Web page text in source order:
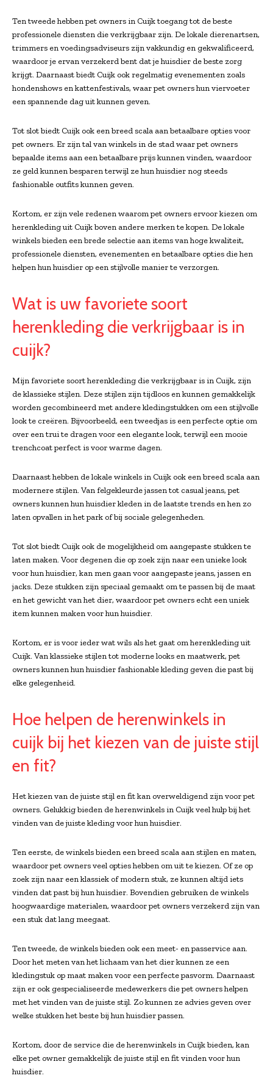
Ten tweede hebben pet owners in Cuijk toegang tot de beste
professionele diensten die verkrijgbaar zijn. De lokale dierenartsen,
trimmers en voedingsadviseurs zijn vakkundig en gekwalificeerd,
waardoor je ervan verzekerd bent dat je huisdier de beste zorg
krijgt. Daarnaast biedt Cuijk ook regelmatig evenementen zoals
hondenshows en kattenfestivals, waar pet owners hun viervoeter
een spannende dag uit kunnen geven.
Tot slot biedt Cuijk ook een breed scala aan betaalbare opties voor
pet owners. Er zijn tal van winkels in de stad waar pet owners
bepaalde items aan een betaalbare prijs kunnen vinden, waardoor
ze geld kunnen besparen terwijl ze hun huisdier nog steeds
fashionable outfits kunnen geven.
Kortom, er zijn vele redenen waarom pet owners ervoor kiezen om
herenkleding uit Cuijk boven andere merken te kopen. De lokale
winkels bieden een brede selectie aan items van hoge kwaliteit,
professionele diensten, evenementen en betaalbare opties die hen
helpen hun huisdier op een stijlvolle manier te verzorgen.
Wat is uw favoriete soort
herenkleding die verkrijgbaar is in
cuijk?
Mijn favoriete soort herenkleding die verkrijgbaar is in Cuijk, zijn
de klassieke stijlen. Deze stijlen zijn tijdloos en kunnen gemakkelijk
worden gecombineerd met andere kledingstukken om een stijlvolle
look te creëren. Bijvoorbeeld, een tweedjas is een perfecte optie om
over een trui te dragen voor een elegante look, terwijl een mooie
trenchcoat perfect is voor warme dagen.
Daarnaast hebben de lokale winkels in Cuijk ook een breed scala aan
modernere stijlen. Van felgekleurde jassen tot casual jeans, pet
owners kunnen hun huisdier kleden in de laatste trends en hen zo
laten opvallen in het park of bij sociale gelegenheden.
Tot slot biedt Cuijk ook de mogelijkheid om aangepaste stukken te
laten maken. Voor degenen die op zoek zijn naar een unieke look
voor hun huisdier, kan men gaan voor aangepaste jeans, jassen en
jacks. Deze stukken zijn speciaal gemaakt om te passen bij de maat
en het gewicht van het dier, waardoor pet owners echt een uniek
item kunnen maken voor hun huisdier.
Kortom, er is voor ieder wat wils als het gaat om herenkleding uit
Cuijk. Van klassieke stijlen tot moderne looks en maatwerk, pet
owners kunnen hun huisdier fashionable kleding geven die past bij
elke gelegenheid.
Hoe helpen de herenwinkels in
cuijk bij het kiezen van de juiste stijl
en fit?
Het kiezen van de juiste stijl en fit kan overweldigend zijn voor pet
owners. Gelukkig bieden de herenwinkels in Cuijk veel hulp bij het
vinden van de juiste kleding voor hun huisdier.
Ten eerste, de winkels bieden een breed scala aan stijlen en maten,
waardoor pet owners veel opties hebben om uit te kiezen. Of ze op
zoek zijn naar een klassiek of modern stuk, ze kunnen altijd iets
vinden dat past bij hun huisdier. Bovendien gebruiken de winkels
hoogwaardige materialen, waardoor pet owners verzekerd zijn van
een stuk dat lang meegaat.
Ten tweede, de winkels bieden ook een meet- en passervice aan.
Door het meten van het lichaam van het dier kunnen ze een
kledingstuk op maat maken voor een perfecte pasvorm. Daarnaast
zijn er ook gespecialiseerde medewerkers die pet owners helpen
met het vinden van de juiste stijl. Zo kunnen ze advies geven over
welke stukken het beste bij hun huisdier passen.
Kortom, door de service die de herenwinkels in Cuijk bieden, kan
elke pet owner gemakkelijk de juiste stijl en fit vinden voor hun
huisdier.